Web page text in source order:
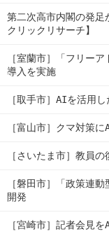
第二次高市内閣の発足
クリックリサーチ】
［室蘭市］「フリー
導入を実施
［取手市］AIを活用
［富山市］クマ対策
［さいたま市］教員
［磐田市］「政策連
開発
［宮崎市］記者会見